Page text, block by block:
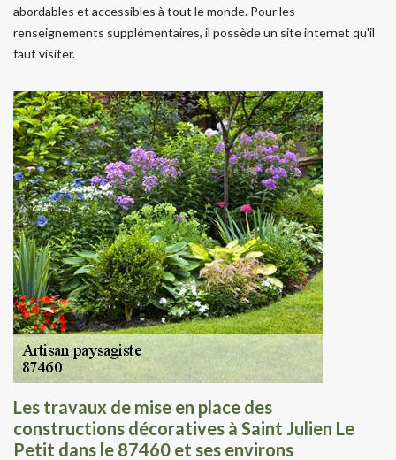
abordables et accessibles à tout le monde. Pour les
renseignements supplémentaires, il possède un site internet qu'il
faut visiter.
Les travaux de mise en place des
constructions décoratives à Saint Julien Le
Petit dans le 87460 et ses environs